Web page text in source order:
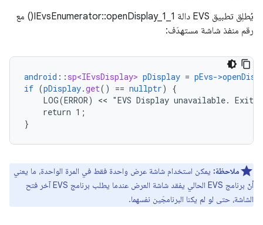
يُطلِق تطبيق EVS دالة IEvsEnumerator::openDisplay_1_1() مع
رقم منفذ شاشة مستهدَف:
android :: sp<IEvsDisplay> pDisplay = pEvs-
if (pDisplay.get() == nullptr)
{
LOG(ERROR)
<< "EVS Display unavailable.
return 1 ;
}
ملاحظة: يمكن استخدام شاشة عرض واحدة فقط في المرة الواحدة، ما يعني
أنّ برنامج EVS الحالي يفقد شاشة العرض عندما يطلب برنامج EVS آخر فتح
الشاشة، حتى لو لم يكنا البرنامجَين نفسهما.